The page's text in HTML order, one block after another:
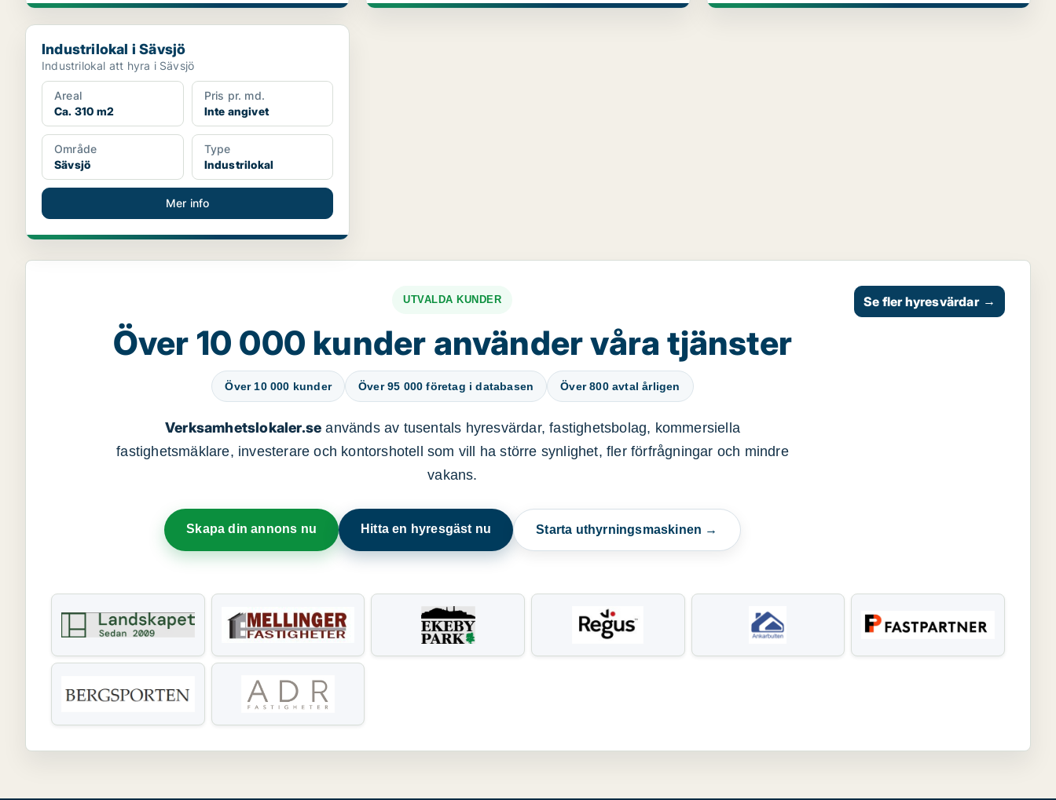
Industrilokal i Sävsjö
Industrilokal i Sävsjö
Industrilokal att hyra i Sävsjö
Areal
Ca. 310 m2
Pris pr. md.
Inte angivet
Område
Sävsjö
Type
Industrilokal
Mer info
UTVALDA KUNDER
Över 10 000 kunder använder våra tjänster
Över 10 000 kunder Över 95 000 företag i databasen Över 800 avtal årligen
Verksamhetslokaler.se används av tusentals hyresvärdar, fastighetsbolag, kommersiella
fastighetsmäklare, investerare och kontorshotell som vill ha större synlighet, fler förfrågningar och mindre
vakans.
Skapa din annons nu Hitta en hyresgäst nu Starta uthyrningsmaskinen →
Se fler hyresvärdar →